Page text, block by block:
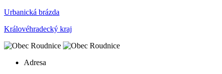
Urbanická brázda
Královéhradecký kraj
Adresa